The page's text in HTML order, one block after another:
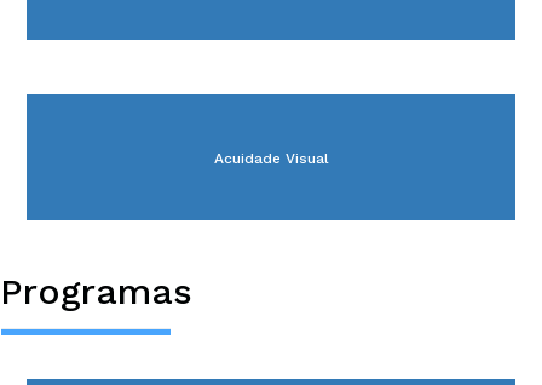
Acuidade Visual
Programas